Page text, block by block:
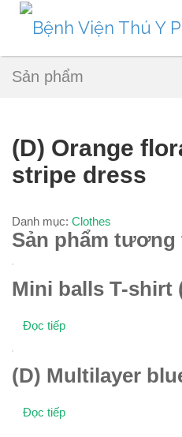
Sản phẩm
(D) Orange
stripe dress
Danh mục: Clothes
Sản phẩm
Mini balls T-shirt
Đọc tiếp
(D) Multilayer
Đọc tiếp